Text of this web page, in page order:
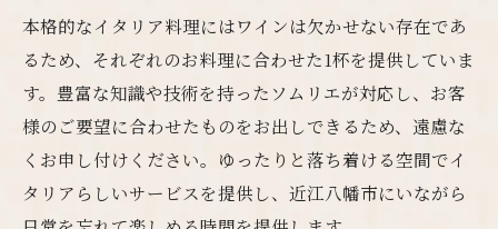
本格的なイタリア料理にはワインは欠かせない存在であ
るため、それぞれのお料理に合わせた1杯を提供していま
す。豊富な知識や技術を持ったソムリエが対応し、お客
様のご要望に合わせたものをお出しできるため、遠慮な
くお申し付けください。ゆったりと落ち着ける空間でイ
タリアらしいサービスを提供し、近江八幡市にいながら